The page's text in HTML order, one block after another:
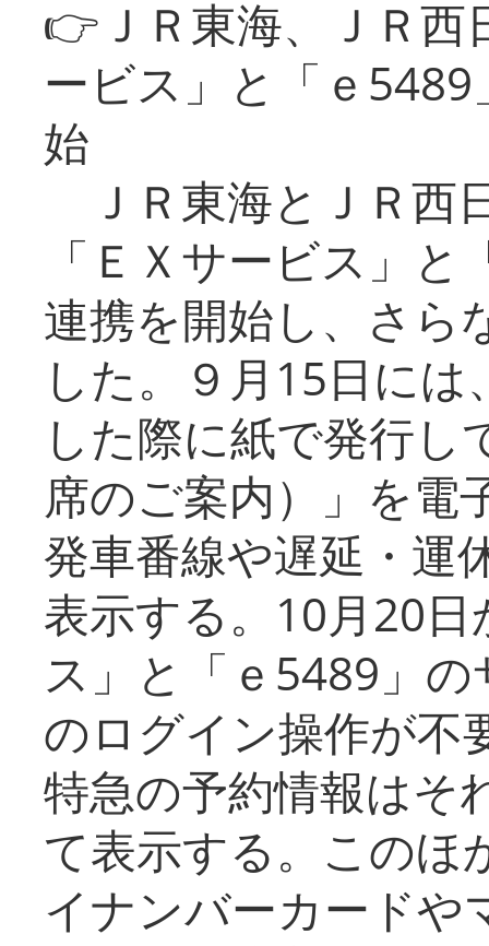
👉ＪＲ東海、ＪＲ
ービス」と「ｅ
始
ＪＲ東海とＪＲ西
「ＥＸサービス」
連携を開始し、さら
した。９月15日に
した際に紙で発行し
席のご案内）」を電
発車番線や遅延・運
表示する。10月20
ス」と「ｅ5489」
のログイン操作が不
特急の予約情報はそ
て表示する。このほ
イナンバーカードや